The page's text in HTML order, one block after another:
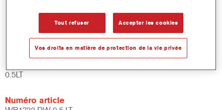
Large fenêtre d'application.
Flexible - peut être utilisé dans différentes conditions
climatiques et avec différentes techniques d'application.
0.5LT
Numéro article
Tout refuser Accepter les cookies
Vos droits en matière de protection de la vie privée